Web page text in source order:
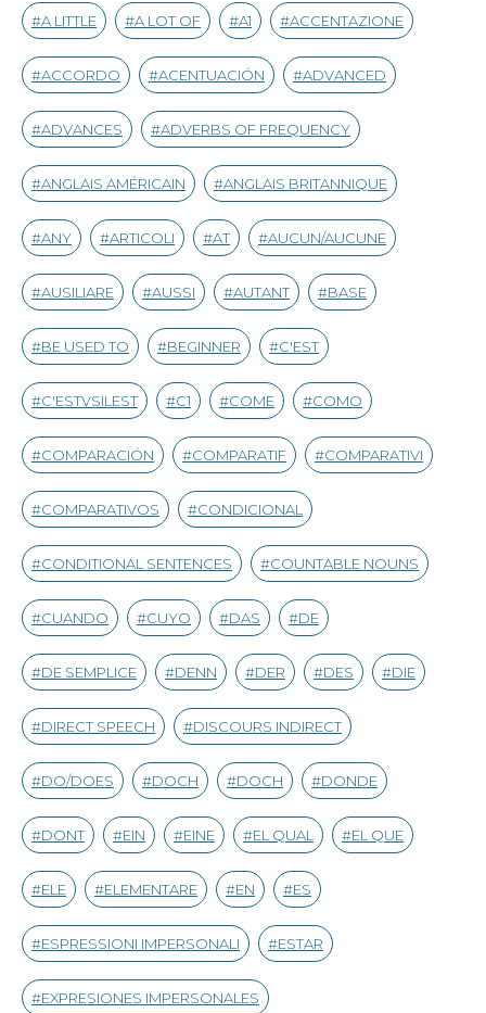
A LITTLE A LOT OF A1 ACCENTAZIONE
ACCORDO ACENTUACIÓN ADVANCED
ADVANCES ADVERBS OF FREQUENCY
ANGLAIS AMÉRICAIN ANGLAIS BRITANNIQUE
ANY ARTICOLI AT AUCUN/AUCUNE
AUSILIARE AUSSI AUTANT BASE
BE USED TO BEGINNER C'EST
C'ESTVSILEST C1 COME COMO
COMPARACIÓN COMPARATIF COMPARATIVI
COMPARATIVOS CONDICIONAL
CONDITIONAL SENTENCES COUNTABLE NOUNS
CUANDO CUYO DAS DE
DE SEMPLICE DENN DER DES DIE
DIRECT SPEECH DISCOURS INDIRECT
DO/DOES DOCH DOCH DONDE
DONT EIN EINE EL QUAL EL QUE
ELE ELEMENTARE EN ES
ESPRESSIONI IMPERSONALI ESTAR
EXPRESIONES IMPERSONALES